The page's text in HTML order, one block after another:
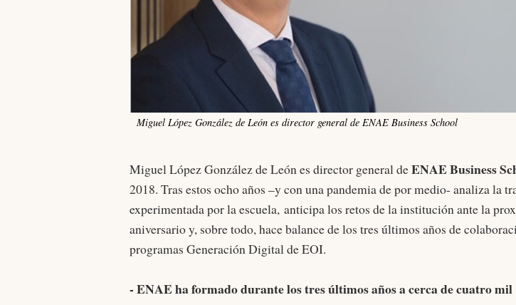
Miguel López González de León es director general de ENAE Business School
Miguel López González de León es director general deENAE Business
2018. Tras estos ocho años –y con una pandemia de por medio- analiza la
experimentada por la escuela, anticipa los retos de la institución ante la
aniversario y, sobre todo, hace balance de los tres últimos años de
programas Generación Digital de EOI.
- ENAE ha formado durante los tres últimos años a cerca de cuatro mil